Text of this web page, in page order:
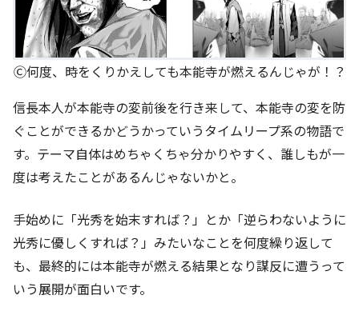
Ⓒ何度、時をくりかえしても本能寺が燃えるんじゃが！？
信長本人が本能寺の変前後を行き来して、本能寺の変を防
ぐことができるかどうかっていうタイムリープ系の物語で
す。テーマ自体はめちゃくちゃ分かりやすく、誰しもが一
度は考えたことがあるんじゃないかと。
手始めに「光秀を始末すれば？」とか「逆らわないように
光秀に優しくすれば？」みたいなことを何度繰り返して
も、最終的には本能寺が燃える結果となり謀反に遭うって
いう展開が面白いです。